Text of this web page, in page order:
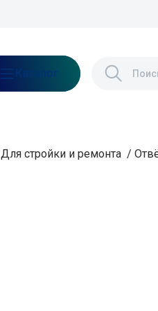
Каталог
Для стройки и ремонта /